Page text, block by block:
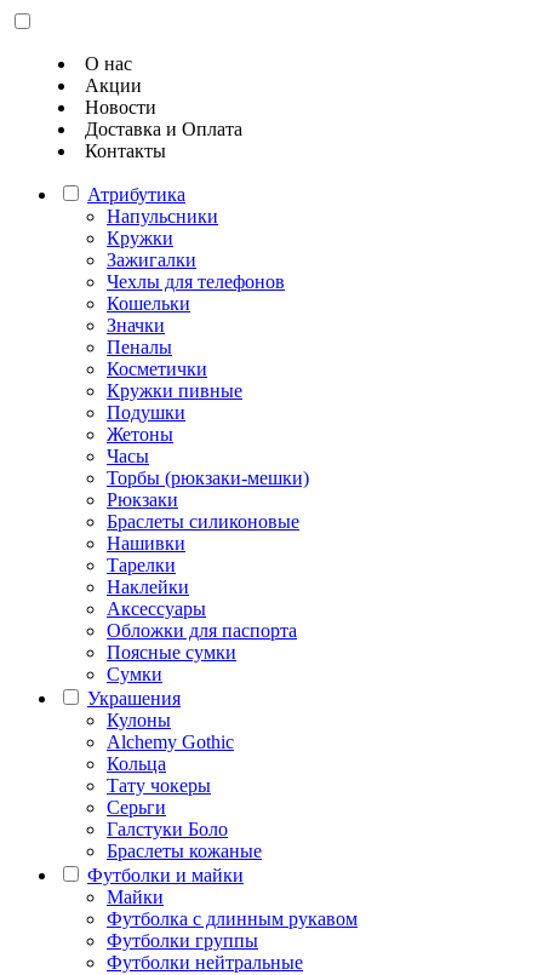
О нас
Акции
Новости
Доставка и Оплата
Контакты
Атрибутика
Напульсники
Кружки
Зажигалки
Чехлы для телефонов
Кошельки
Значки
Пеналы
Косметички
Кружки пивные
Подушки
Жетоны
Часы
Торбы (рюкзаки-мешки)
Рюкзаки
Браслеты силиконовые
Нашивки
Тарелки
Наклейки
Аксессуары
Обложки для паспорта
Поясные сумки
Сумки
Украшения
Кулоны
Alchemy Gothic
Кольца
Тату чокеры
Серьги
Галстуки Боло
Браслеты кожаные
Футболки и майки
Майки
Футболка с длинным рукавом
Футболки группы
Футболки нейтральные